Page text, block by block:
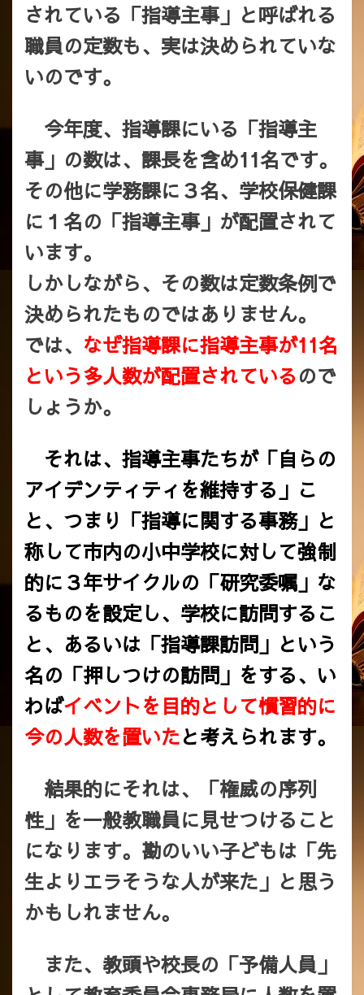
されている「指導主事」と呼ばれる
職員の定数も、実は決められていな
いのです。
今年度、指導課にいる「指導主
事」の数は、課長を含め11名です。
その他に学務課に３名、学校保健課
に１名の「指導主事」が配置されて
います。
しかしながら、その数は定数条例で
決められたものではありません。
では、 なぜ指導課に指導主事が11名
という多人数が配置されているので
しょうか。
それは、指導主事たちが「自らの
アイデンティティを維持する」こ
と、つまり「指導に関する事務」と
称して市内の小中学校に対して強制
的に３年サイクルの「研究委嘱」な
るものを設定し、学校に訪問するこ
と、あるいは「指導課訪問」という
名の「押しつけの訪問」をする、い
わばイベントを目的として慣習的に
今の人数を置いたと考えられます。
結果的にそれは、「権威の序列
性」を一般教職員に見せつけること
になります。勘のいい子どもは「先
生よりエラそうな人が来た」と思う
かもしれません。
また、教頭や校長の「予備人員」